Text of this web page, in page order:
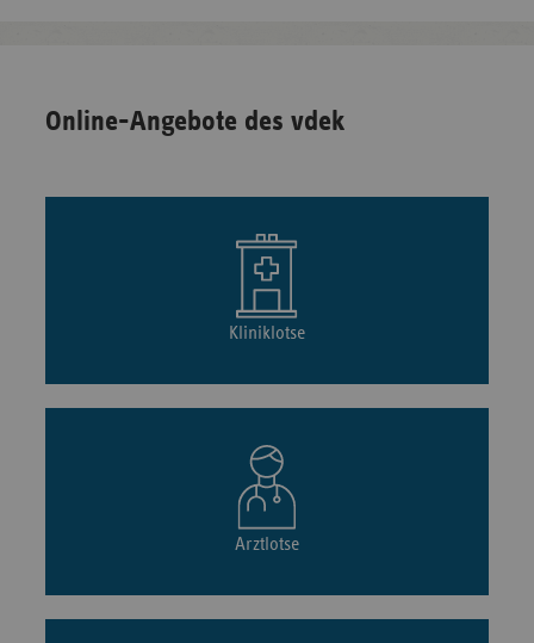
Online-Angebote des vdek
Kliniklotse
Arztlotse